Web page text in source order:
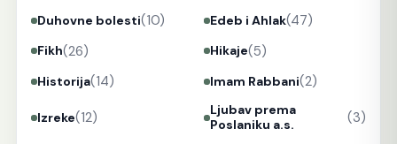
Duhovne bolesti(10) Edeb i Ahlak(47)
Fikh(26) Hikaje(5)
Historija(14) Imam Rabbani(2)
Izreke(12)
Ljubav prema
Poslaniku a.s.
(3)